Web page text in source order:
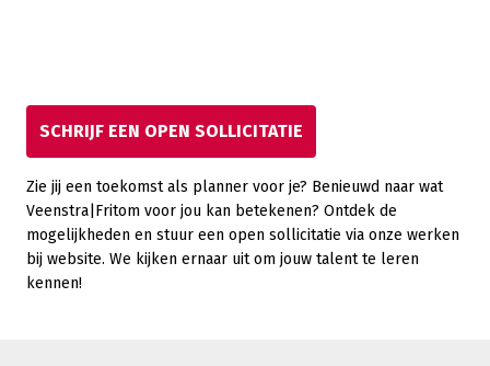
SCHRIJF EEN OPEN SOLLICITATIE
Zie jij een toekomst als planner voor je? Benieuwd naar wat
Veenstra|Fritom voor jou kan betekenen? Ontdek de
mogelijkheden en stuur een open sollicitatie via onze werken
bij website. We kijken ernaar uit om jouw talent te leren
kennen!